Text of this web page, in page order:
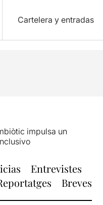
Cartelera y entradas
impulsa un
Entrevistes
Breves